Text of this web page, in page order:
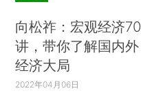
向松祚：宏观经济70
讲，带你了解国内外
经济大局
2022年04月06日